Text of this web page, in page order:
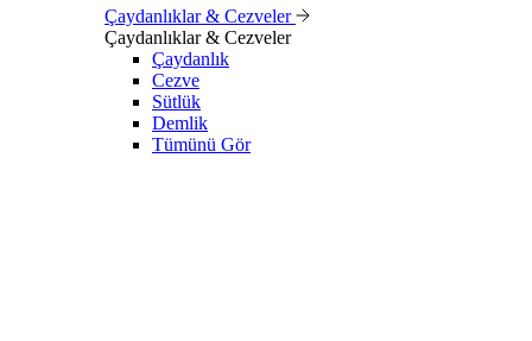
Çaydanlıklar & Cezveler
Çaydanlıklar & Cezveler
Çaydanlık
Cezve
Sütlük
Demlik
Tümünü Gör